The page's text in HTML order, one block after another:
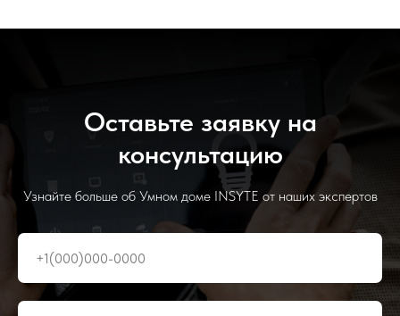
Оставьте заявку на
консультацию
Узнайте больше об Умном доме INSYTE от наших экспертов